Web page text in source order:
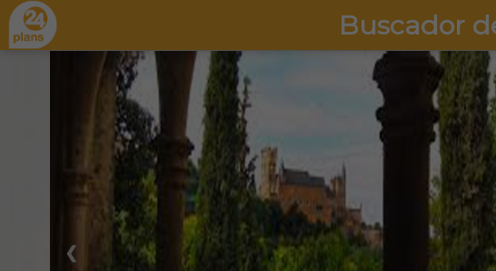
Buscador
❮